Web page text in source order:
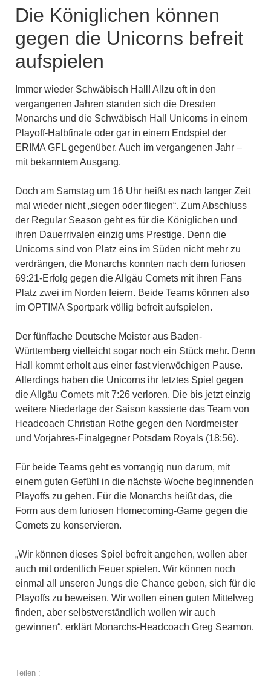
Die Königlichen können
gegen die Unicorns befreit
aufspielen
Immer wieder Schwäbisch Hall! Allzu oft in den
vergangenen Jahren standen sich die Dresden
Monarchs und die Schwäbisch Hall Unicorns in einem
Playoff-Halbfinale oder gar in einem Endspiel der
ERIMA GFL gegenüber. Auch im vergangenen Jahr –
mit bekanntem Ausgang.
Doch am Samstag um 16 Uhr heißt es nach langer Zeit
mal wieder nicht „siegen oder fliegen“. Zum Abschluss
der Regular Season geht es für die Königlichen und
ihren Dauerrivalen einzig ums Prestige. Denn die
Unicorns sind von Platz eins im Süden nicht mehr zu
verdrängen, die Monarchs konnten nach dem furiosen
69:21-Erfolg gegen die Allgäu Comets mit ihren Fans
Platz zwei im Norden feiern. Beide Teams können also
im OPTIMA Sportpark völlig befreit aufspielen.
Der fünffache Deutsche Meister aus Baden-
Württemberg vielleicht sogar noch ein Stück mehr. Denn
Hall kommt erholt aus einer fast vierwöchigen Pause.
Allerdings haben die Unicorns ihr letztes Spiel gegen
die Allgäu Comets mit 7:26 verloren. Die bis jetzt einzig
weitere Niederlage der Saison kassierte das Team von
Headcoach Christian Rothe gegen den Nordmeister
und Vorjahres-Finalgegner Potsdam Royals (18:56).
Für beide Teams geht es vorrangig nun darum, mit
einem guten Gefühl in die nächste Woche beginnenden
Playoffs zu gehen. Für die Monarchs heißt das, die
Form aus dem furiosen Homecoming-Game gegen die
Comets zu konservieren.
„Wir können dieses Spiel befreit angehen, wollen aber
auch mit ordentlich Feuer spielen. Wir können noch
einmal all unseren Jungs die Chance geben, sich für die
Playoffs zu beweisen. Wir wollen einen guten Mittelweg
finden, aber selbstverständlich wollen wir auch
gewinnen“, erklärt Monarchs-Headcoach Greg Seamon.
Teilen :